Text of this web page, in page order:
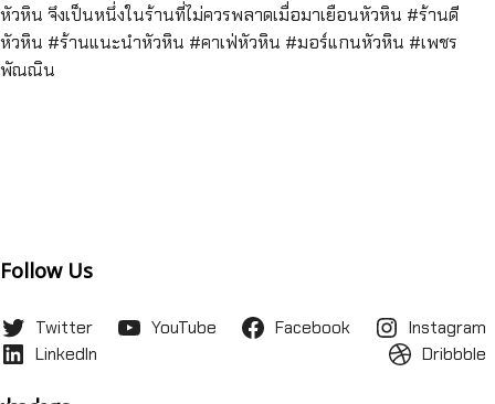
หัวหิน จึงเป็นหนึ่งในร้านที่ไม่ควรพลาดเมื่อมาเยือนหัวหิน #ร้านดี
หัวหิน #ร้านแนะนำหัวหิน #คาเฟ่หัวหิน #มอร์แกนหัวหิน #เพชร
พัณณิน
Follow Us
Twitter YouTube Facebook
Instagram
LinkedIn
Dribbble